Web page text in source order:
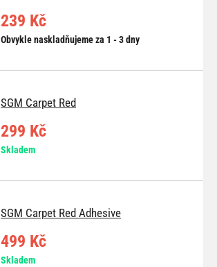
239 Kč
Obvykle naskladňujeme za 1 - 3 dny
SGM Carpet Red
299 Kč
Skladem
SGM Carpet Red Adhesive
499 Kč
Skladem